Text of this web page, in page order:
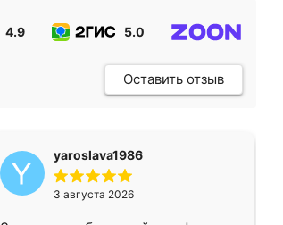
4.9 5.0
Оставить отзыв
yaroslava1986
3 августа 2026